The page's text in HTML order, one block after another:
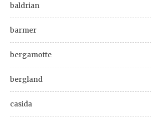
baldrian
barmer
bergamotte
bergland
casida